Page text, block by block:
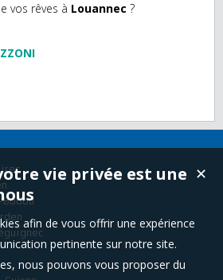
vos rêves à Louannec ?
✕
vie privée est une
afin de vous offrir une expérience
pertinente sur notre site.
nous pouvons vous proposer du